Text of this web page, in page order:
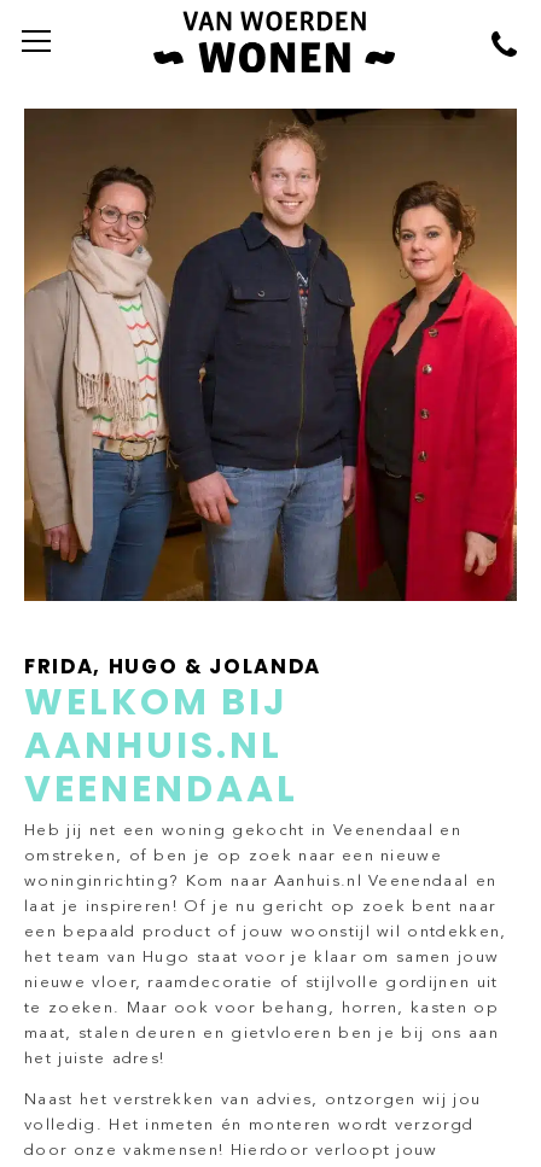
FRIDA, HUGO & JOLANDA
WELKOM BIJ
AANHUIS.NL
VEENENDAAL
Heb jij net een woning gekocht in Veenendaal en
omstreken, of ben je op zoek naar een nieuwe
woninginrichting? Kom naar Aanhuis.nl Veenendaal en
laat je inspireren! Of je nu gericht op zoek bent naar
een bepaald product of jouw woonstijl wil ontdekken,
het team van Hugo staat voor je klaar om samen jouw
nieuwe vloer, raamdecoratie of stijlvolle gordijnen uit
te zoeken. Maar ook voor behang, horren, kasten op
maat, stalen deuren en gietvloeren ben je bij ons aan
het juiste adres!
Naast het verstrekken van advies, ontzorgen wij jou
volledig. Het inmeten én monteren wordt verzorgd
door onze vakmensen! Hierdoor verloopt jouw